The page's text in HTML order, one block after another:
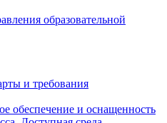
образовательной
и требования
обеспечение и оснащенность